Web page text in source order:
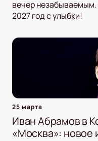
вечер незабываемым.
2027 год с улыбки!
25 марта
Иван Абрамов в
«Москва»: